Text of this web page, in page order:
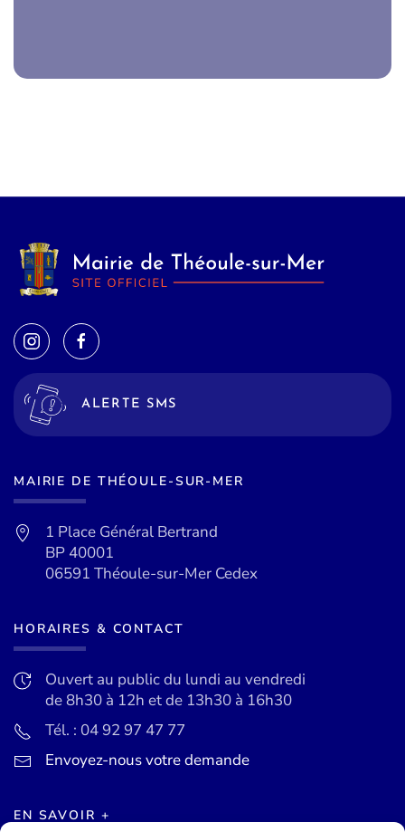
ALERTE SMS
MAIRIE DE THÉOULE-SUR-MER
1 Place Général Bertrand
BP 40001
06591 Théoule-sur-Mer Cedex
HORAIRES & CONTACT
Ouvert au public du lundi au vendredi
de 8h30 à 12h et de 13h30 à 16h30
Tél. : 04 92 97 47 77
Envoyez-nous votre demande
EN SAVOIR +